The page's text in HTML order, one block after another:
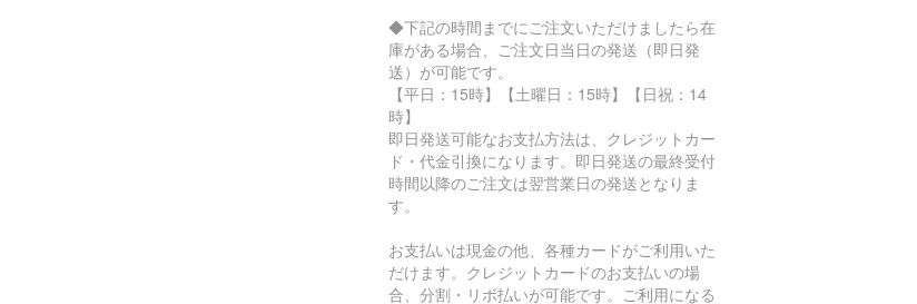
◆下記の時間までにご注文いただけましたら在
庫がある場合、ご注文日当日の発送（即日発
送）が可能です。
【平日：15時】【土曜日：15時】【日祝：14
時】
即日発送可能なお支払方法は、クレジットカー
ド・代金引換になります。即日発送の最終受付
時間以降のご注文は翌営業日の発送となりま
す。
お支払いは現金の他、各種カードがご利用いた
だけます。クレジットカードのお支払いの場
合、分割・リボ払いが可能です。ご利用になる